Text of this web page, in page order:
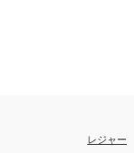
レジャー